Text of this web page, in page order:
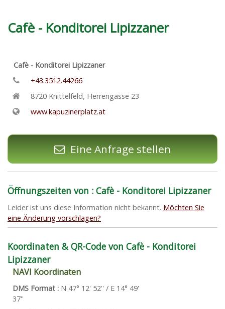
Cafè - Konditorei Lipizzaner
Cafè - Konditorei Lipizzaner
+43.3512.44266
8720 Knittelfeld, Herrengasse 23
www.kapuzinerplatz.at
Eine Anfrage stellen
Öffnungszeiten von : Cafè - Konditorei Lipizzaner
Leider ist uns diese Information nicht bekannt. Möchten Sie
eine Änderung vorschlagen?
Koordinaten & QR-Code von Cafè - Konditorei
Lipizzaner
NAVI Koordinaten
DMS Format : N 47° 12' 52'' / E 14° 49'
37''